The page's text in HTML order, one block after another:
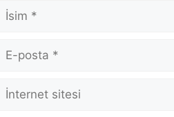
İsim
posta
İnternet